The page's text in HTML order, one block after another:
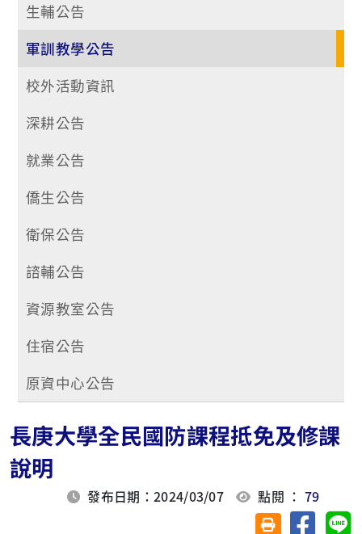
生輔公告
軍訓教學公告
校外活動資訊
深耕公告
就業公告
僑生公告
衛保公告
諮輔公告
資源教室公告
住宿公告
原資中心公告
長庚大學全民國防課程抵免及修課
說明
發布日期：2024/03/07 點閱 ：79
友善列印(另開視
分享至